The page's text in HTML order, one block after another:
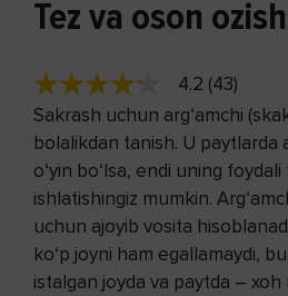
Tez va oson
4.2 (43)
Sakrash uchun arg‘amchi
bolalikdan tanish. U paytlarda
o‘yin bo‘lsa, endi uning
ishlatishingiz mumkin.
uchun ajoyib vosita
ko‘p joyni ham egallamaydi,
istalgan joyda va paytda – xoh